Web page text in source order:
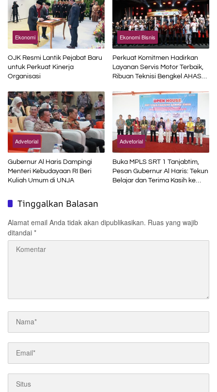
Ekonomi
OJK Resmi Lantik Pejabat Baru
untuk Perkuat Kinerja
Organisasi
Ekonomi Bisnis
Perkuat Komitmen Hadirkan
Layanan Servis Motor Terbaik,
Ribuan Teknisi Bengkel AHASS
Skill Contest
Advetorial
Gubernur Al Haris Dampingi
Menteri Kebudayaan RI Beri
Kuliah Umum di UNJA
Advetorial
Buka MPLS SRT 1 Tanjabtim,
Pesan Gubernur Al Haris: Tekun
Belajar dan Terima Kasih ke
Tinggalkan Balasan
Alamat email Anda tidak akan dipublikasikan. Ruas yang wajib
ditandai *